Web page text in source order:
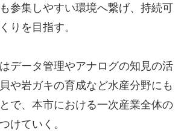
参集しやすい環境へ繋げ、持続可
りを目指す。
データ管理やアナログの知見の活
や岩ガキの育成など水産分野にも
で、本市における一次産業全体の
けていく。